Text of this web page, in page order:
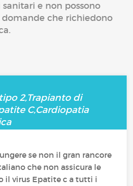
e non possono
che richiedono
2,Trapianto di
C,Cardiopatia
se non il gran rancore
che non assicura le
il virus Epatite c a tutti i